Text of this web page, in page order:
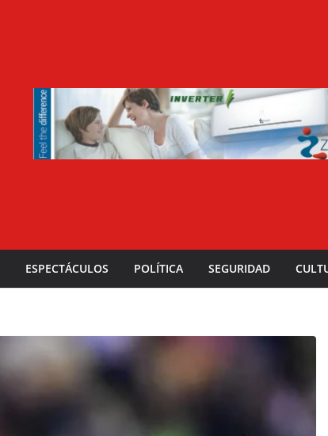
ESPECTÁCULOS POLÍTICA SEGURIDAD